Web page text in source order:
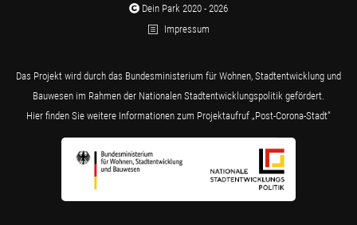
Dein Park 2020 - 2026
Impressum
Das Projekt wird durch das Bundesministerium für Wohnen, Stadtentwicklung und
Bauwesen im Rahmen der Nationalen Stadtentwicklungspolitik gefördert.
Hier finden Sie weitere Informationen zum Projektaufruf „Post-Corona-Stadt“